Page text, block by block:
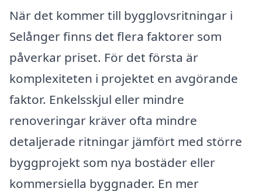
När det kommer till bygglovsritningar i
Selånger finns det flera faktorer som
påverkar priset. För det första är
komplexiteten i projektet en avgörande
faktor. Enkelsskjul eller mindre
renoveringar kräver ofta mindre
detaljerade ritningar jämfört med större
byggprojekt som nya bostäder eller
kommersiella byggnader. En mer